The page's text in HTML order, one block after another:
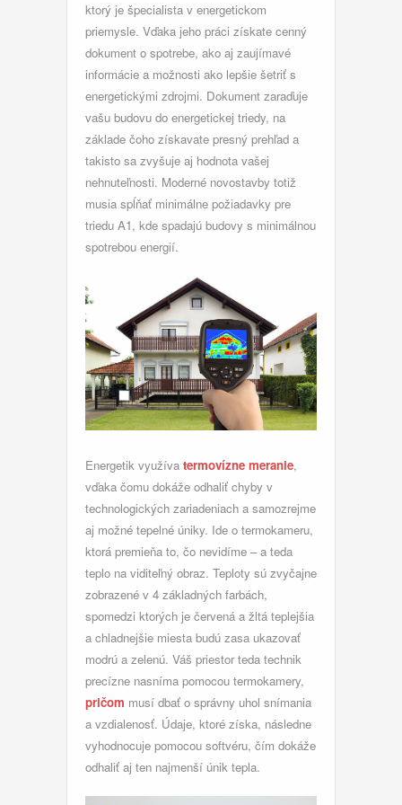
ktorý je špecialista v energetickom
priemysle. Vďaka jeho práci získate cenný
dokument o spotrebe, ako aj zaujímavé
informácie a možnosti ako lepšie šetriť s
energetickými zdrojmi. Dokument zaraďuje
vašu budovu do energetickej triedy, na
základe čoho získavate presný prehľad a
takisto sa zvyšuje aj hodnota vašej
nehnuteľnosti. Moderné novostavby totiž
musia spĺňať minimálne požiadavky pre
triedu A1, kde spadajú budovy s minimálnou
spotrebou energií.
Energetik využíva termovízne meranie,
vďaka čomu dokáže odhaliť chyby v
technologických zariadeniach a samozrejme
aj možné tepelné úniky. Ide o termokameru,
ktorá premieňa to, čo nevidíme – a teda
teplo na viditeľný obraz. Teploty sú zvyčajne
zobrazené v 4 základných farbách,
spomedzi ktorých je červená a žltá teplejšia
a chladnejšie miesta budú zasa ukazovať
modrú a zelenú. Váš priestor teda technik
precízne nasníma pomocou termokamery,
pričom musí dbať o správny uhol snímania
a vzdialenosť. Údaje, ktoré získa, následne
vyhodnocuje pomocou softvéru, čím dokáže
odhaliť aj ten najmenší únik tepla.